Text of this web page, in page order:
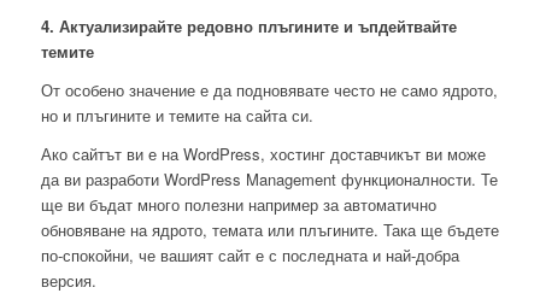
4. Актуализирайте редовно плъгините и ъпдейтвайте
темите
От особено значение е да подновявате често не само ядрото,
но и плъгините и темите на сайта си.
Ако сайтът ви е на WordPress, хостинг доставчикът ви може
да ви разработи WordPress Management функционалности. Те
ще ви бъдат много полезни например за автоматично
обновяване на ядрото, темата или плъгините. Така ще бъдете
по-спокойни, че вашият сайт е с последната и най-добра
версия.